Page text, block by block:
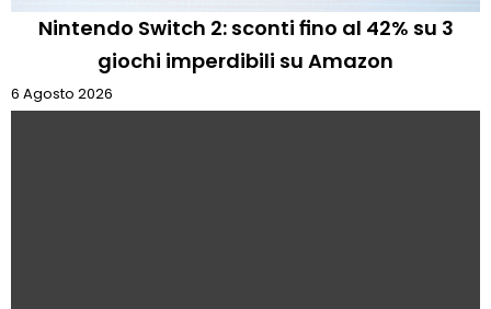
Nintendo Switch 2: sconti fino al 42% su 3
giochi imperdibili su Amazon
6 Agosto 2026